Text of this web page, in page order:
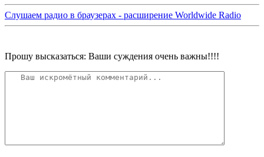
Слушаем радио в браузерах - расширение Worldwide Radio
Прошу высказаться: Ваши суждения очень важны!!!!